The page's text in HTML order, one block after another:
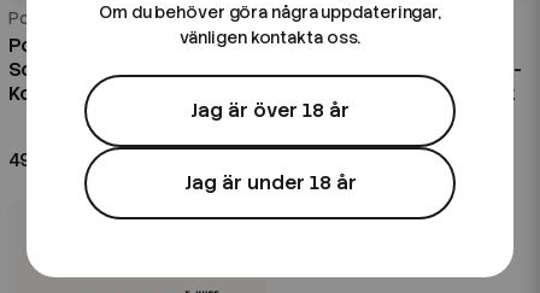
Pod Salt
Pod Salt Nexus | Lemon Lime
Sorbet | 10ml E-Juice | OBS!!
Kort/Utgånget Datum
49 kr
Pod Salt
Pod Salt Nexus | Mango
Strawberry Peach | 10ml E-
Juice | OBS!! Kort/Utgånget
Datum
Om du behöver göra några uppdateringar,
vänligen kontakta oss.
Jag är över 18 år
Jag är under 18 år